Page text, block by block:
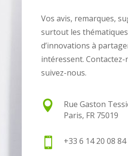
Vos avis, remarques,
surtout les thématiques
d’innovations à
intéressent.
suivez-nous.

Rue Gaston
Paris, FR 75019
 +33 6 14 20 08 84